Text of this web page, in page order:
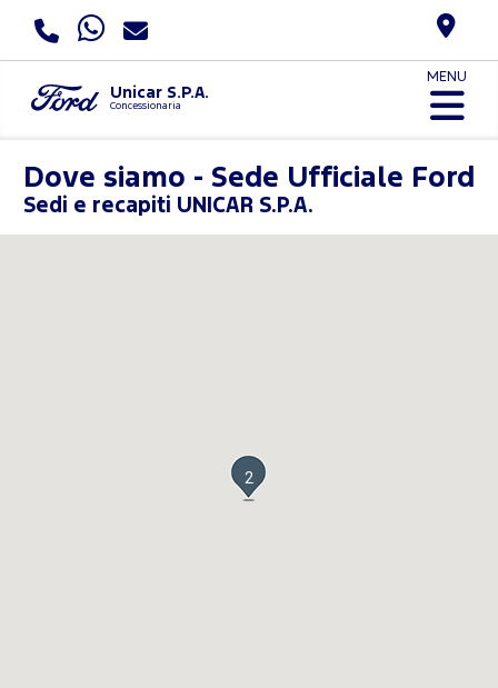
Unicar S.P.A.
Concessionaria
MENU
Dove siamo - Sede Ufficiale Ford
Sedi e recapiti UNICAR S.P.A.
2